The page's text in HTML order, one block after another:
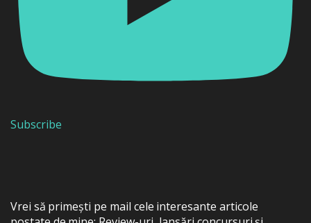
Subscribe
Vrei să primești pe mail cele interesante articole